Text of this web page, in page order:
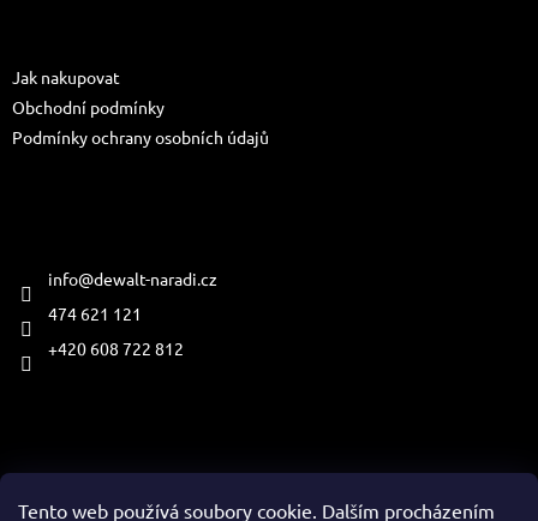
Tento web používá soubory cookie. Dalším procházením
Jak nakupovat
Obchodní podmínky
Podmínky ochrany osobních údajů
info@dewalt-naradi.cz
474 621 121
+420 608 722 812